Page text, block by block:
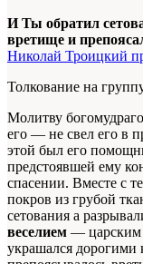
И Ты обратил
вретище и
Николай Троицкий
Толкование на
Молитву
его — не свел его в
этой был его
предстоявшей ему
спасении. Вместе с
покров из грубой
сетования а
веселием — царским
украшался дорогими